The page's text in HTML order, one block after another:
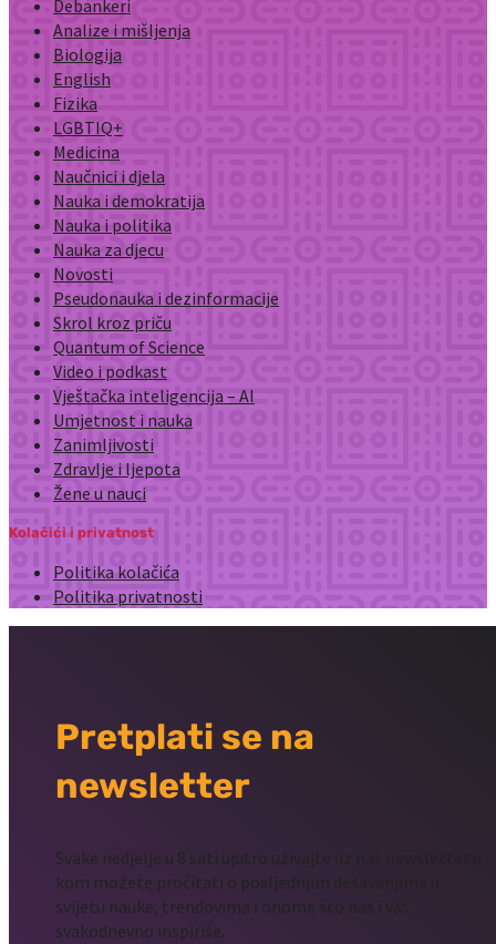
Debankeri
Analize i mišljenja
Biologija
English
Fizika
LGBTIQ+
Medicina
Naučnici i djela
Nauka i demokratija
Nauka i politika
Nauka za djecu
Novosti
Pseudonauka i dezinformacije
Skrol kroz priču
Quantum of Science
Video i podkast
Vještačka inteligencija – AI
Umjetnost i nauka
Zanimljivosti
Zdravlje i ljepota
Žene u nauci
Kolačići i privatnost
Politika kolačića
Politika privatnosti
Pretplati se na
newsletter
Svake nedjelje u 8 sati ujutro uživajte uz naš newsletter u
kom možete pročitati o posljednjim dešavanjima u
svijetu nauke, trendovima i onome što nas i vas
svakodnevno inspiriše.